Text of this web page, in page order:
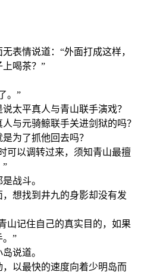
表情说道：“外面打成这样，
喝茶？”
。”
太平真人与青山联手演戏？
与元骑鲸联手关进剑狱的吗？
为了抓他回去吗？
可以调转过来，须知青山最擅
”
战斗。
想找到井九的身影却没有发
山记住自己的真实目的，如果
。”
说道。
以最快的速度向着少明岛而